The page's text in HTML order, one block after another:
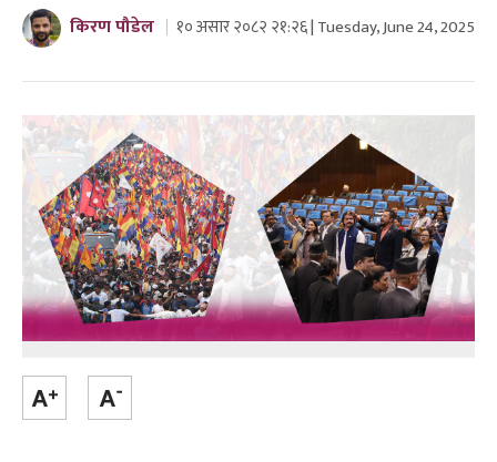
किरण पौडेल १० असार २०८२ २१:२६ | Tuesday, June 24, 2025